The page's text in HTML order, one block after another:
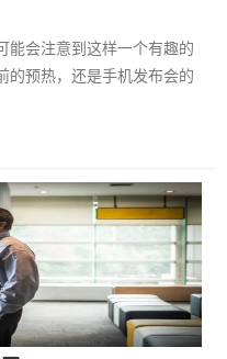
能会注意到这样一个有趣的
的预热，还是手机发布会的